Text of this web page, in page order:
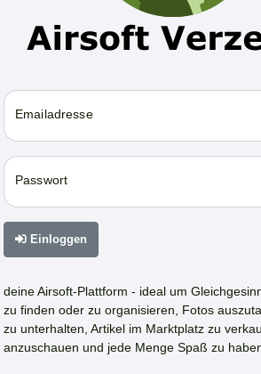
Emailadresse
Passwort
Einloggen
deine Airsoft-Plattform - ideal um
zu finden oder zu organisieren, Fotos
zu unterhalten, Artikel im Marktplatz zu
anzuschauen und jede Menge Spaß zu